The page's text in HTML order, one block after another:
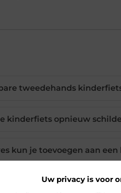
Uw privacy is voor
tweedehands
kinderfiets opnieuw
kun je toevoegen aan
aanbod van